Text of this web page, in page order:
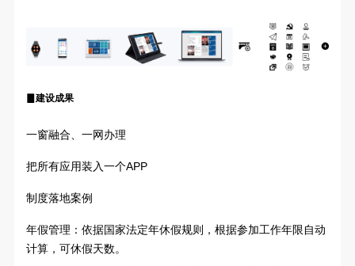
▊建设成果
一窗融合、一网办理
把所有应用装入一个APP
制度落地案例
年假管理：依据国家法定年休假规则，根据参加工作年限自动
计算，可休假天数。